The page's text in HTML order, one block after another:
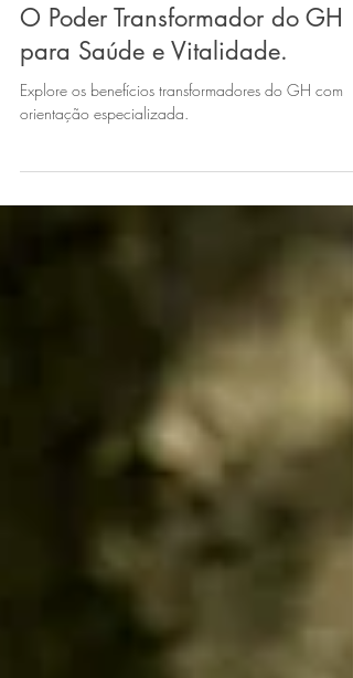
2 de fev. de 2024
Reposição Hormonal
O Poder Transformador do GH
para Saúde e Vitalidade.
orientação especializada.